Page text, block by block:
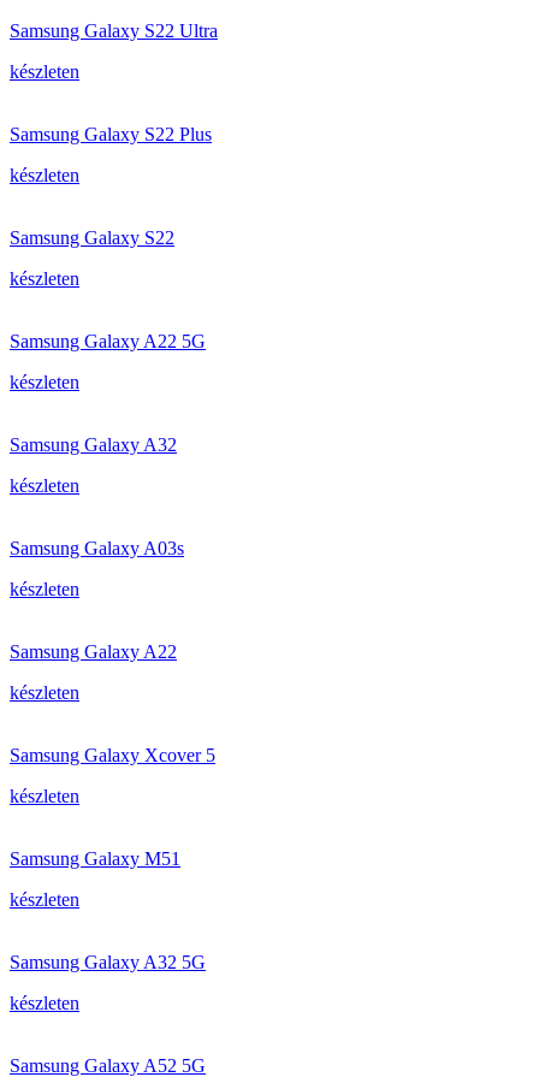
Samsung Galaxy S22 Ultra
készleten
Samsung Galaxy S22 Plus
készleten
Samsung Galaxy S22
készleten
Samsung Galaxy A22 5G
készleten
Samsung Galaxy A32
készleten
Samsung Galaxy A03s
készleten
Samsung Galaxy A22
készleten
Samsung Galaxy Xcover 5
készleten
Samsung Galaxy M51
készleten
Samsung Galaxy A32 5G
készleten
Samsung Galaxy A52 5G